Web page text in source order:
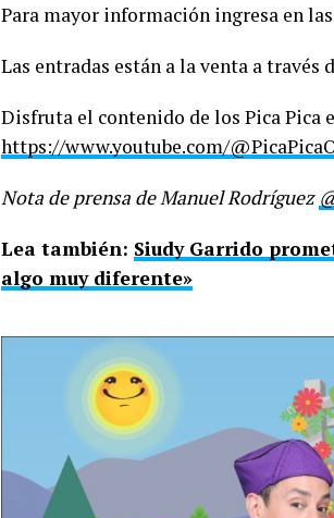
Para mayor información ingresa en
Las entradas están a la venta a
Disfruta el contenido de los Pica Pica
https://www.youtube.com/
Nota de prensa de Manuel Rodríguez
Lea también: Siudy Garrido
algo muy diferente»